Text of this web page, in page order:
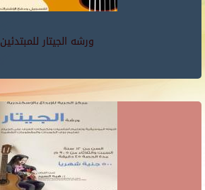
ورشه الجيتار للمبتدئين